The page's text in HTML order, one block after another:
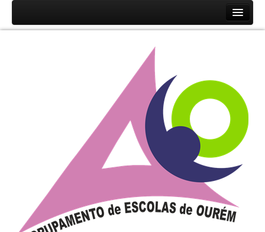
Unidades Orgânicas
Documentos
Associação de Pais e EE
Equipa de Autoavaliação